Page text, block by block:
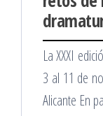
La XXXI
3 al 11 de
Alicante En